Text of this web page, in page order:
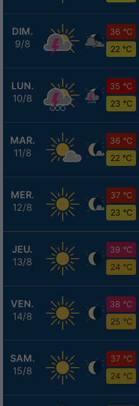
DIM.
9/8
36 °C
22 °C
LUN.
10/8
35 °C
23 °C
MAR.
11/8
36 °C
22 °C
MER.
12/8
37 °C
23 °C
JEU.
13/8
39 °C
24 °C
VEN.
14/8
38 °C
25 °C
SAM.
15/8
37 °C
24 °C